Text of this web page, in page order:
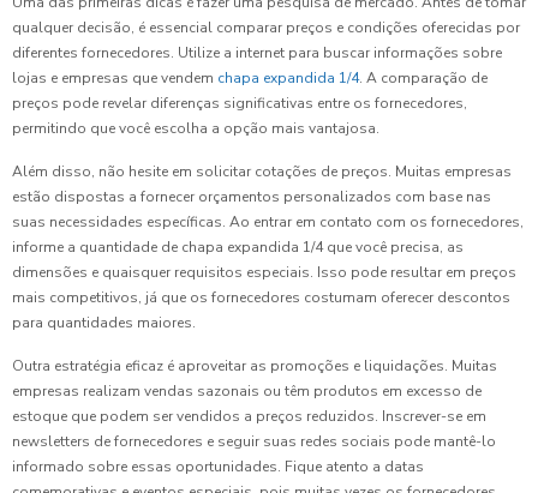
qualquer decisão, é essencial comparar preços e condições oferecidas por
diferentes fornecedores. Utilize a internet para buscar informações sobre
lojas e empresas que vendem chapa expandida 1/4. A comparação de
preços pode revelar diferenças significativas entre os fornecedores,
permitindo que você escolha a opção mais vantajosa.
Além disso, não hesite em solicitar cotações de preços. Muitas empresas
estão dispostas a fornecer orçamentos personalizados com base nas
suas necessidades específicas. Ao entrar em contato com os fornecedores,
informe a quantidade de chapa expandida 1/4 que você precisa, as
dimensões e quaisquer requisitos especiais. Isso pode resultar em preços
mais competitivos, já que os fornecedores costumam oferecer descontos
para quantidades maiores.
Outra estratégia eficaz é aproveitar as promoções e liquidações. Muitas
empresas realizam vendas sazonais ou têm produtos em excesso de
estoque que podem ser vendidos a preços reduzidos. Inscrever-se em
newsletters de fornecedores e seguir suas redes sociais pode mantê-lo
informado sobre essas oportunidades. Fique atento a datas